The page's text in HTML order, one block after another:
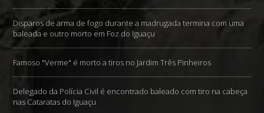
Disparos de arma de fogo durante a madrugada termina com uma
baleada e outro morto em Foz do Iguaçu
Famoso "Verme" é morto a tiros no Jardim Três Pinheiros
Delegado da Polícia Civil é encontrado baleado com tiro na cabeça
nas Cataratas do Iguaçu